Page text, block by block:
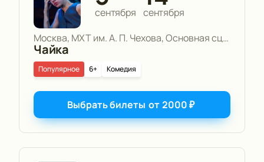
сентября сентября
Москва, МХТ им. А. П. Чехова, Основная сцена
Чайка
6+ Комедия
Популярное
Выбрать билеты от2000₽